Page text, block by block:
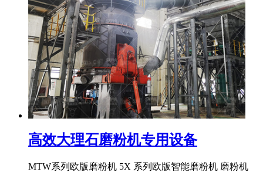
高效大理石磨粉机专用设备
MTW系列欧版磨粉机 5X 系列欧版智能磨粉机 磨粉机